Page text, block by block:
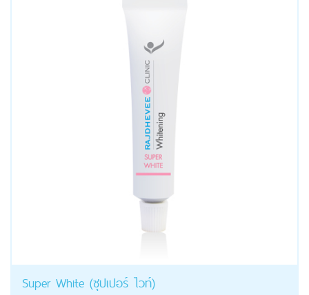
Super White (ซุปเปอร์ ไวท์)